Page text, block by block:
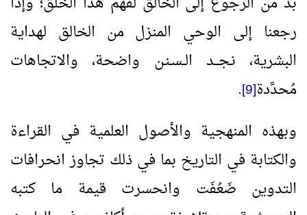
رجعنا إلى الوحي المنزل من الخالق لهداية
البشرية، نـجـــد الــسـنـن واضحة، والاتجاهات
مُحدَّدة[9]
.
وبهذه المنهجية والأصول العلمية في القراءة
والكتابة في التاريخ بما في ذلك تجاوز انحرافات
التدوين ضَعُفَت وانحسرت قيمة ما كتبه